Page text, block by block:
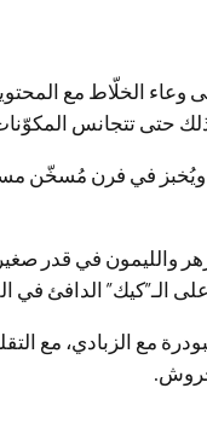
وعاء الخلّاط مع
حتى تتجانس
والليمون في قدر
الـ”كيك” الدافئ في
مع الزبادي، مع